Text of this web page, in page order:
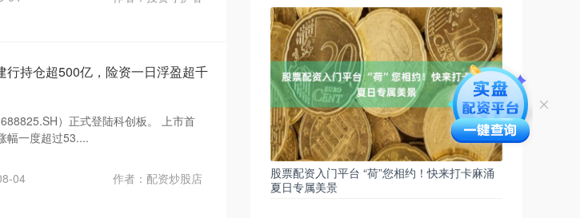
持仓超500亿，险资一日浮盈超千
）正式登陆科创板。 上市首
幅一度超过53....
04
作者：配资炒股店
配资交易股票网 2026-05-25
中访网数据 爱博诺德(北京)医疗科技股份有限公司
(以下简称“爱博诺德”)董事会提名李训虎为公司第三
届董事会独立董事候选
股票配资线上平台 6月18日中控技术现1笔折价20%
的大宗交易 合计成交276.16万元
配资交易股票网 2026-05-26
证券之星消息，6月18日中控技术发生大宗交易，交
易数据如下： 大宗交易成交价格34.52元，相对当日
收盘价折价20%，成
股票配资入门平台 “荷”您相约！快来打卡麻涌
夏日专属美景